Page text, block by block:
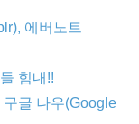
에버노트
힘내!!
글 나우(Google